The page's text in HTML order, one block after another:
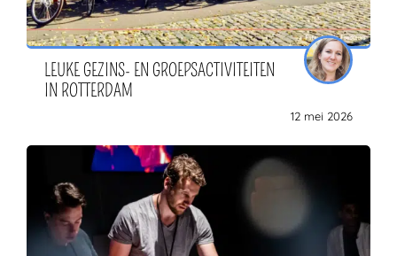
LEUKE GEZINS- EN GROEPSACTIVITEITEN
IN ROTTERDAM
12 mei 2026